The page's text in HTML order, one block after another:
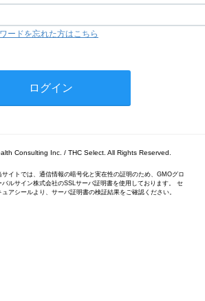
ードを忘れた方はこちら
Consulting Inc. / THC Select. All Rights Reserved.
サイトでは、通信情報の暗号化と実在性の証明のため、GMOグロ
バルサイン株式会社のSSLサーバ証明書を使用しております。 セ
ュアシールより、サーバ証明書の検証結果をご確認ください。